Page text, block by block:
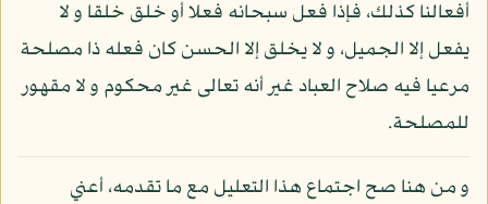
أفعالنا كذلك، فإذا فعل سبحانه فعلا أو خلق خلقا و لا
يفعل إلا الجميل، و لا يخلق إلا الحسن كان فعله ذا مصلحة
مرعيا فيه صلاح العباد غير أنه تعالى غير محكوم و لا مقهور
للمصلحة.
و من هنا صح اجتماع هذا التعليل مع ما تقدمه، أعني